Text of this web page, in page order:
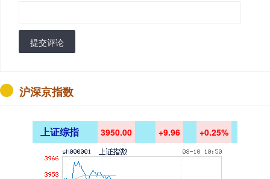
提交评论
沪深京指数
上证综指 3950.00 +9.96 +0.25%